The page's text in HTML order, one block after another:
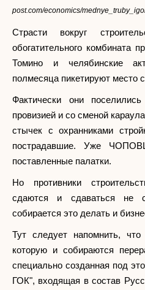
post.com/economics/
Страсти вокруг
обогатительного комбината
Томино и челябинские
полмесяца пикетируют место
Фактически они
провизией и со сменой
стычек с охранниками
пострадавшие. Уже
поставленные палатки.
Но противники
сдаются и сдаваться не
собирается это делать и
Тут следует напомнить,
которую и собираются
специально созданная под
ГОК", входящая в состав